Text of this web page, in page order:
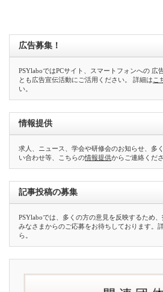
広告募集！
PSYlaboではPCサイト、スマートフォンへの 広
とも広告宣伝活動にご活用ください。 詳細は こ
い。
情報提供
求人、ニュース、学会や研修会のお知らせ、多
い合わせ等、こちらの情報提供からご連絡くださ
記事投稿の募集
PSYlaboでは、多くの方の意見を反映するため
みなさまからのご応募をお待ちしております。
ら。